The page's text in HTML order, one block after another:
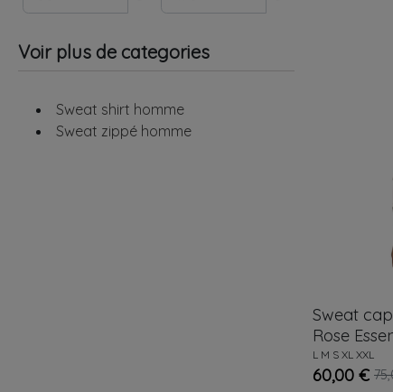
Voir plus de categories
Sweat shirt homme
Sweat zippé homme
Sweat
Rose
L M S XL XXL
60,00 €